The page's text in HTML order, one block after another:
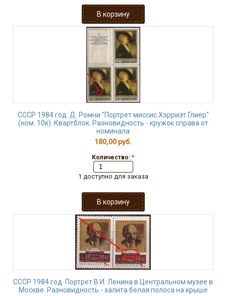
СССР 1984 год. Д. Ромни "Портрет миссис Хэрриэт Глиер"
(ном. 10к). Квартблок. Разновидность - кружок справа от
номинала
180,00 руб.
Количество: *
1 доступно для заказа
СССР 1984 год. Портрет В.И. Ленина в Центральном музее в
Москве. Разновидность - залита белая полоса на крыше